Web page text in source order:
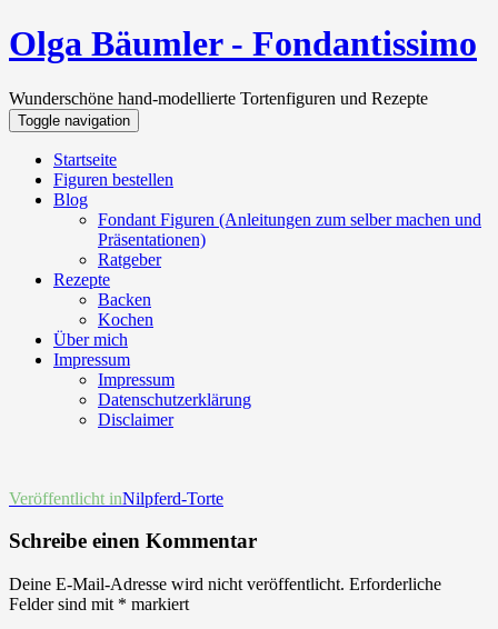
Olga Bäumler - Fondantissimo
Wunderschöne hand-modellierte Tortenfiguren und Rezepte
Toggle navigation
Startseite
Figuren bestellen
Blog
Fondant Figuren (Anleitungen zum selber machen und
Präsentationen)
Ratgeber
Rezepte
Backen
Kochen
Über mich
Impressum
Impressum
Datenschutzerklärung
Disclaimer
Beitrags-
Veröffentlicht inNilpferd-Torte
Schreibe einen Kommentar
Deine E-Mail-Adresse wird nicht veröffentlicht. Erforderliche
Felder sind mit * markiert